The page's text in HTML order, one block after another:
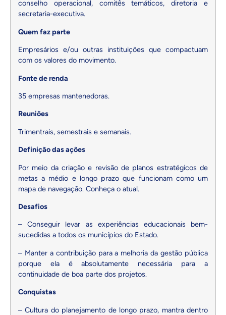
conselho operacional, comitês temáticos, diretoria e
secretaria-executiva.
Quem faz parte
Empresários e/ou outras instituições que compactuam
com os valores do movimento.
Fonte de renda
35 empresas mantenedoras.
Reuniões
Trimentrais, semestrais e semanais.
Definição das ações
Por meio da criação e revisão de planos estratégicos de
metas a médio e longo prazo que funcionam como um
mapa de navegação. Conheça o atual.
Desafios
– Conseguir levar as experiências educacionais bem-
sucedidas a todos os municípios do Estado.
– Manter a contribuição para a melhoria da gestão pública
porque ela é absolutamente necessária para a
continuidade de boa parte dos projetos.
Conquistas
– Cultura do planejamento de longo prazo, mantra dentro